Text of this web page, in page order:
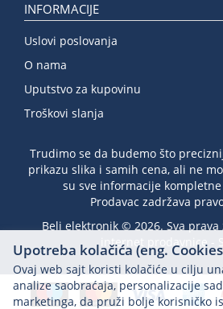
INFORMACIJE
Uslovi poslovanja
O nama
Uputstvo za kupovinu
Troškovi slanja
Trudimo se da budemo što
prikazu slika i samih cena, ali ne
su sve informacije
Prodavac zadržava
Beli elektronik © 2026. Sva prava
internet prodavnice
Upotreba kolačića (eng.
Ovaj web sajt koristi kolačiće u cilju
analize saobraćaja, personalizacije
marketinga, da pruži bolje korisničko